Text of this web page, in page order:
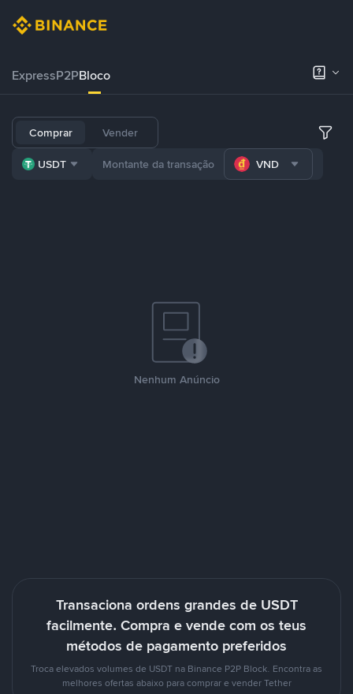
ExpressP2PBloco
Comprar Vender
USDT VND
Nenhum Anúncio
Transaciona ordens grandes de USDT
facilmente. Compra e vende com os teus
métodos de pagamento preferidos
Troca elevados volumes de USDT na Binance P2P Block. Encontra as
melhores ofertas abaixo para comprar e vender Tether